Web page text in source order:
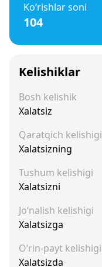
Ko‘rishlar soni
104
Kelishiklar
Bosh kelishik
Xalatsiz
Qaratqich kelishigi
Xalatsizning
Tushum kelishigi
Xalatsizni
Jo‘nalish kelishigi
Xalatsizga
O‘rin-payt kelishigi
Xalatsizda